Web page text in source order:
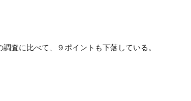
査に比べて、９ポイントも下落している。